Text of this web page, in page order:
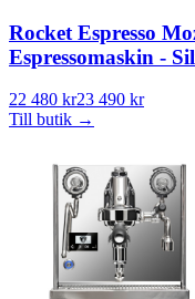
Rocket Espresso
Espressomaskin -
22 480 kr23 490 kr
Till butik →